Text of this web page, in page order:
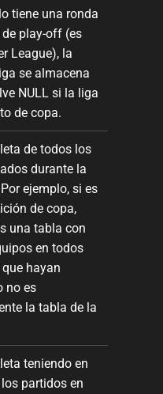
tiene una ronda
play-off (es
League), la
se almacena
NULL si la liga
de copa.
de todos los
durante la
ejemplo, si es
de copa,
una tabla con
en todos
hayan
no es
la tabla de la
teniendo en
partidos en